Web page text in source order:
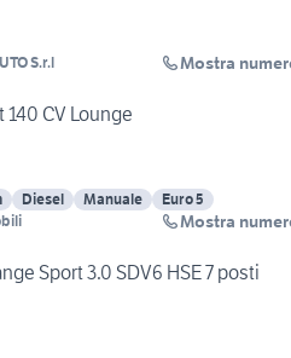
S.r.l Mostra
CV Lounge
Diesel Manuale
Euro 5
Mostra
Sport 3.0 SDV6 HSE 7 posti